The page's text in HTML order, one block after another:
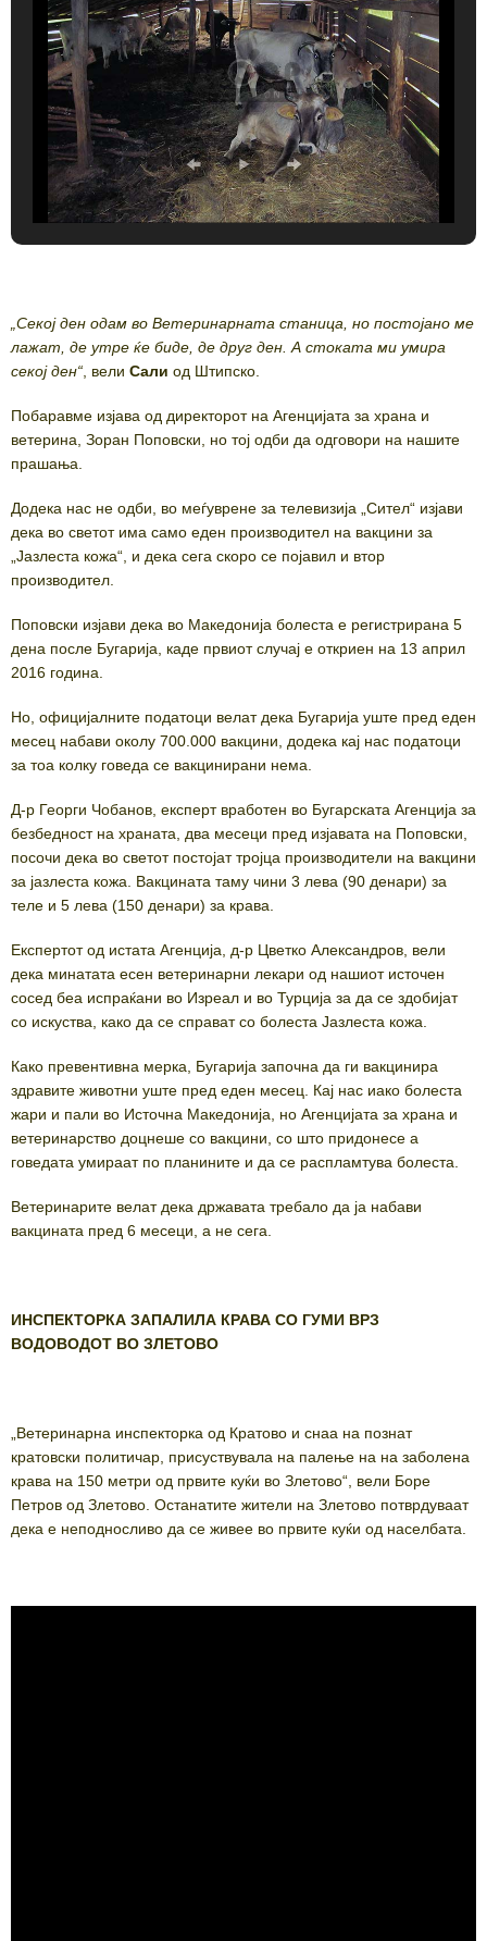
„Секој ден одам во Ветеринарната станица, но постојано ме
лажат, де утре ќе биде, де друг ден. А стоката ми умира
секој ден“ , вели Сали од Штипско.
Побаравме изјава од директорот на Агенцијата за храна и
ветерина, Зоран Поповски, но тој одби да одговори на нашите
прашања.
Додека нас не одби, во меѓуврене за телевизија „Сител“ изјави
дека во светот има само еден производител на вакцини за
„Јазлеста кожа“, и дека сега скоро се појавил и втор
производител.
Поповски изјави дека во Македонија болеста е регистрирана 5
дена после Бугарија, каде првиот случај е откриен на 13 април
2016 година.
Но, официјалните податоци велат дека Бугарија уште пред еден
месец набави околу 700.000 вакцини, додека кај нас податоци
за тоа колку говеда се вакцинирани нема.
Д-р Георги Чобанов, експерт вработен во Бугарската Агенција за
безбедност на храната, два месеци пред изјавата на Поповски,
посочи дека во светот постојат тројца производители на вакцини
за јазлеста кожа. Вакцината таму чини 3 лева (90 денари) за
теле и 5 лева (150 денари) за крава.
Експертот од истата Агенција, д-р Цветко Александров, вели
дека минатата есен ветеринарни лекари од нашиот источен
сосед беа испраќани во Изреал и во Турција за да се здобијат
со искуства, како да се справат со болеста Јазлеста кожа.
Како превентивна мерка, Бугарија започна да ги вакцинира
здравите животни уште пред еден месец. Кај нас иако болеста
жари и пали во Источна Македонија, но Агенцијата за храна и
ветеринарство доцнеше со вакцини, со што придонесе а
говедата умираат по планините и да се распламтува болеста.
Ветеринарите велат дека државата требало да ја набави
вакцината пред 6 месеци, а не сега.
ИНСПЕКТОРКА ЗАПАЛИЛА КРАВА СО ГУМИ ВРЗ
ВОДОВОДОТ ВО ЗЛЕТОВО
„Ветеринарна инспекторка од Кратово и снаа на познат
кратовски политичар, присуствувала на палење на на заболена
крава на 150 метри од првите куќи во Злетово“, вели Боре
Петров од Злетово. Останатите жители на Злетово потврдуваат
дека е неподносливо да се живее во првите куќи од населбата.